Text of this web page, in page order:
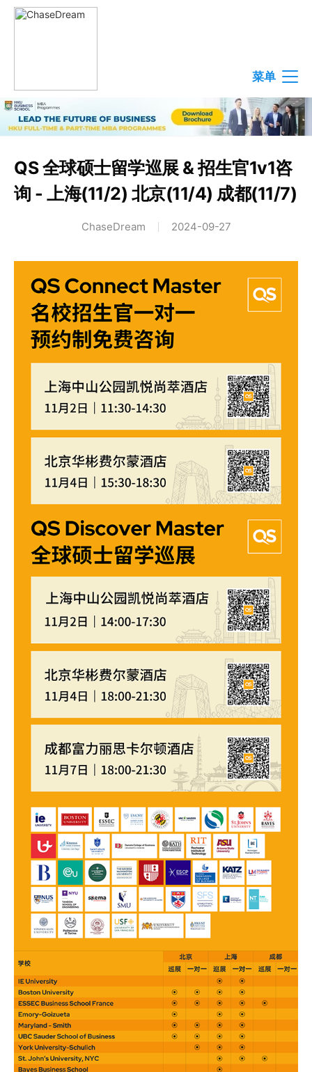
菜单
QS 全球硕士留学巡展 & 招生官1v1咨
询 - 上海(11/2) 北京(11/4) 成都(11/7)
ChaseDream 2024-09-27